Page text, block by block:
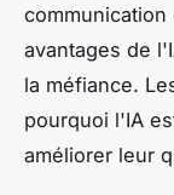
avantages de
la méfiance.
pourquoi l'IA
améliorer leur